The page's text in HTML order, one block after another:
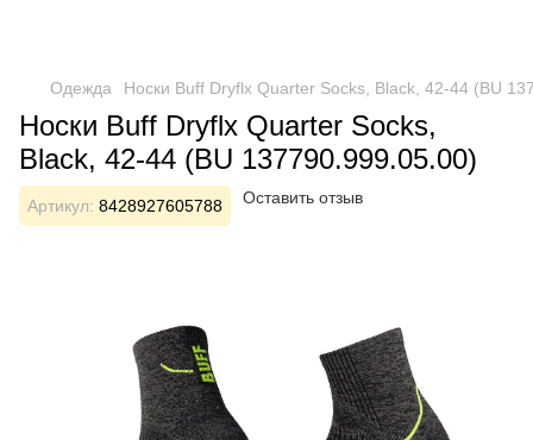
Одежда Носки Buff Dryflx Quarter Socks, Black, 42-44 (BU
Носки Buff Dryflx Quarter Socks,
Black, 42-44 (BU 137790.999.05.00)
Артикул: 8428927605788 Оставить отзыв